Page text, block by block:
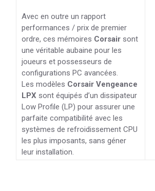
Avec en outre un rapport
performances / prix de premier
ordre, ces mémoires Corsair sont
une véritable aubaine pour les
joueurs et possesseurs de
configurations PC avancées.
Les modèles Corsair Vengeance
LPX sont équipés d’un dissipateur
Low Profile (LP) pour assurer une
parfaite compatibilité avec les
systèmes de refroidissement CPU
les plus imposants, sans géner
leur installation.